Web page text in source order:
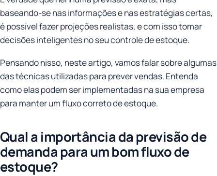
baseando-se nas informações e nas estratégias certas,
é possível fazer projeções realistas, e com isso tomar
decisões inteligentes no seu controle de estoque.
Pensando nisso, neste artigo, vamos falar sobre algumas
das técnicas utilizadas para prever vendas. Entenda
como elas podem ser implementadas na sua empresa
para manter um fluxo correto de estoque.
Qual a importância da previsão de
demanda para um bom fluxo de
estoque?